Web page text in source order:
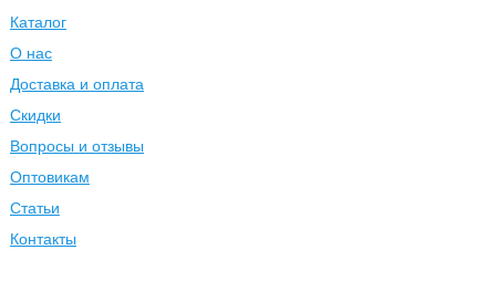
Каталог
О нас
Доставка и оплата
Скидки
Вопросы и отзывы
Оптовикам
Статьи
Контакты